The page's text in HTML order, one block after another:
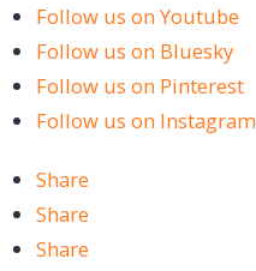
Follow us on Youtube
Follow us on Bluesky
Follow us on Pinterest
Follow us on Instagram
Share
Share
Share